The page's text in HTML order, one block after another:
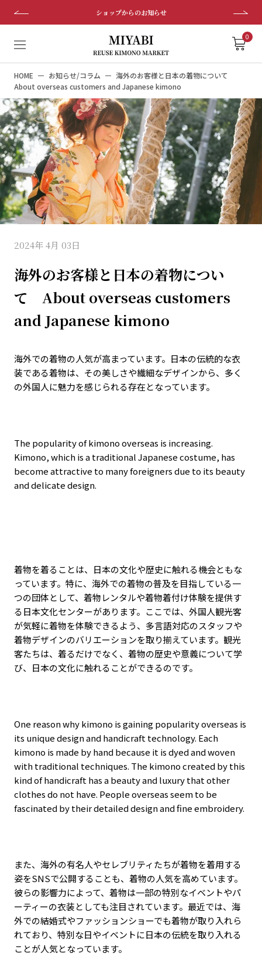
し
ン
テ
ン
ツ
に
移
動
す
る
ショップからのお知らせ
0
HOME お知らせ/コラム
海外のお客様と日本の着物について
About overseas customers and Japanese kimono
2024年 4月 03日
海外のお客様と日本の着物につい
て About overseas customers
and Japanese kimono
海外での着物の人気が高まっています。日本の伝統的な衣
装である着物は、その美しさや繊細なデザインから、多く
の外国人に魅力を感じられる存在となっています。
The popularity of kimono overseas is increasing.
Kimono, which is a traditional Japanese costume, has
become attractive to many foreigners due to its beauty
and delicate design.
着物を着ることは、日本の文化や歴史に触れる機会ともな
っています。特に、海外での着物の普及を目指している一
つの団体として、着物レンタルや着物着付け体験を提供す
る日本文化センターがあります。ここでは、外国人観光客
が気軽に着物を体験できるよう、多言語対応のスタッフや
着物デザインのバリエーションを取り揃えています。観光
客たちは、着るだけでなく、着物の歴史や意義について学
び、日本の文化に触れることができるのです。
One reason why kimono is gaining popularity overseas is
its unique design and handicraft technology. Each
kimono is made by hand because it is dyed and woven
with traditional techniques. The kimono created by this
kind of handicraft has a beauty and luxury that other
clothes do not have. People overseas seem to be
fascinated by their detailed design and fine embroidery.
また、海外の有名人やセレブリティたちが着物を着用する
姿をSNSで公開することも、着物の人気を高めています。
彼らの影響力によって、着物は一部の特別なイベントやパ
ーティーの衣装としても注目されています。最近では、海
外での結婚式やファッションショーでも着物が取り入れら
れており、特別な日やイベントに日本の伝統を取り入れる
ことが人気となっています。